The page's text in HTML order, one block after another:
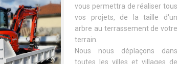
vous permettra de réaliser tous
vos projets, de la taille d'un
arbre au terrassement de votre
terrain.
Nous nous déplaçons dans
toutes les villes et villages de